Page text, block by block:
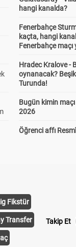
hangi kanalda?
Fenerbahçe
kaçta, hangi
Fenerbahçe maçı
Hradec Kralove -
oynanacak?
Turunda!
Bugün kimin
2026
Öğrenci affı
Fikstür
Transfer Takip Et